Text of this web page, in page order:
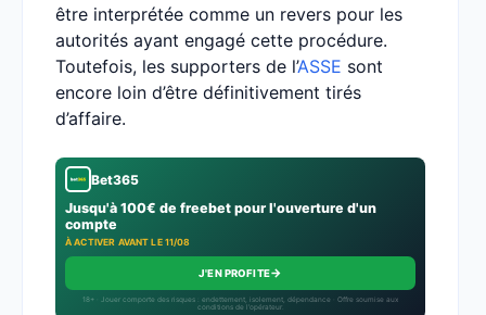
être interprétée comme un revers pour les
autorités ayant engagé cette procédure.
Toutefois, les supporters de l’ASSE sont
encore loin d’être définitivement tirés
d’affaire.
Bet365
Jusqu'à 100€ de freebet pour l'ouverture d'un
compte
À ACTIVER AVANT LE 11/08
J'EN PROFITE→
18+ · Jouer comporte des risques : endettement, isolement, dépendance · Offre soumise aux
conditions de l’opérateur.